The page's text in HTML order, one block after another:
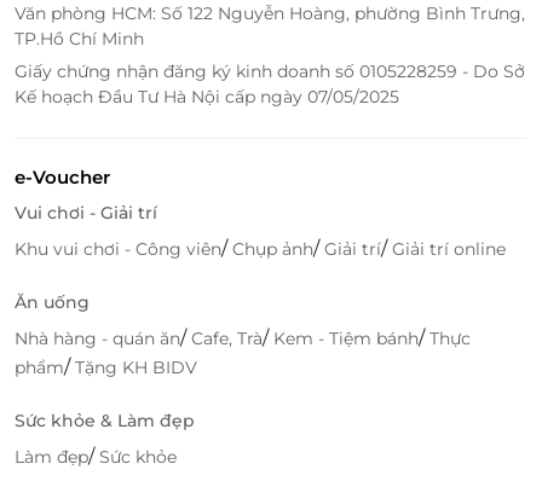
LifeLink là một trong những nền tảng hàng đầu
cung cấp các ưu đãi, khuyến mãi hấp dẫn về dịch vụ
sức khỏe và làm đẹp. Tại LifeLink, bạn có thể dễ dàng
tìm thấy những deal chất lượng từ các spa, thẩm mỹ
tuyệt vời để bạn chăm sóc bản thân mà không lo về
Hà Spa - Điểm Đến Tin Cậy Cho Dịch Vụ Làm
Hà Spa được biết đến là một trong những spa uy tín
tại khu vực, với nhiều dịch vụ đa dạng từ massage,
chăm sóc da, cho đến trị liệu cơ thể. Đặc biệt, spa
của khách hàng. Hãy nhanh tay săn ngay những
deal ưu đãi tại Hà Spa thông qua LifeLink để trải
Văn phòng HCM: Số 122 Nguyễn Hoàng, phường Bình Trưng,
TP.Hồ Chí Minh
Giấy chứng nhận đăng ký kinh doanh số 0105228259 - Do Sở
Kế hoạch Đầu Tư Hà Nội cấp ngày 07/05/2025
e-Voucher
Vui chơi - Giải trí
Khu vui chơi - Công viên/Chụp ảnh/Giải trí/Giải trí online
Ăn uống
Nhà hàng - quán ăn/Cafe, Trà/ Kem - Tiệm bánh/Thực
phẩm/Tặng KH BIDV
Sức khỏe & Làm đẹp
Làm đẹp/Sức khỏe